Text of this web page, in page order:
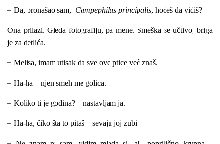
– Da, pronašao sam, Campephilus principalis, hoćeš da vidiš?
Ona prilazi. Gleda fotografiju, pa mene. Smeška se učtivo, briga
je za detlića.
– Melisa, imam utisak da sve ove ptice već znaš.
– Ha-ha – njen smeh me golica.
– Koliko ti je godina? – nastavljam ja.
– Ha-ha, čiko šta to pitaš – sevaju joj zubi.